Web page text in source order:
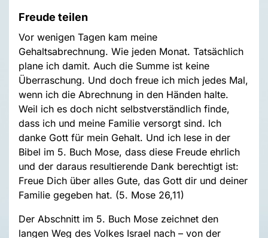
Freude teilen
Vor wenigen Tagen kam meine
Gehaltsabrechnung. Wie jeden Monat. Tatsächlich
plane ich damit. Auch die Summe ist keine
Überraschung. Und doch freue ich mich jedes Mal,
wenn ich die Abrechnung in den Händen halte.
Weil ich es doch nicht selbstverständlich finde,
dass ich und meine Familie versorgt sind. Ich
danke Gott für mein Gehalt. Und ich lese in der
Bibel im 5. Buch Mose, dass diese Freude ehrlich
und der daraus resultierende Dank berechtigt ist:
Freue Dich über alles Gute, das Gott dir und deiner
Familie gegeben hat. (5. Mose 26,11)
Der Abschnitt im 5. Buch Mose zeichnet den
langen Weg des Volkes Israel nach – von der